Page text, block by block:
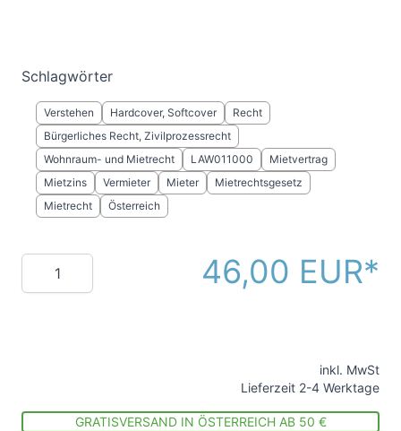
Schlagwörter
Verstehen Hardcover, Softcover
Recht
Bürgerliches Recht, Zivilprozessrecht
Wohnraum- und Mietrecht
LAW011000
Mietvertrag
Mietzins
Vermieter Mieter
Mietrechtsgesetz
Mietrecht
Österreich
Menge 46,00 EUR
inkl. MwSt
Lieferzeit 2-4 Werktage
GRATISVERSAND IN ÖSTERREICH AB 50 €